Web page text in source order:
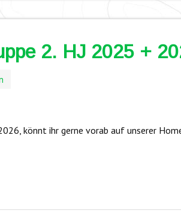
2. HJ 2025 +
könnt ihr gerne vorab auf unserer